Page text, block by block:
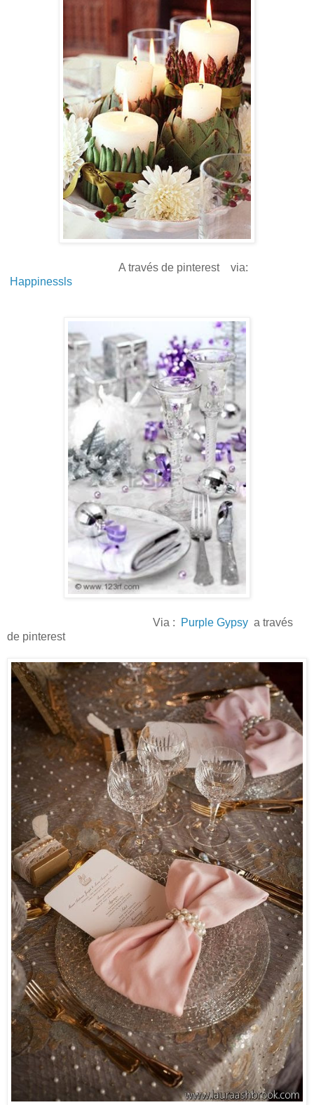
A través de pinterest via:
Happinessls
Via : Purple Gypsy a través
de pinterest